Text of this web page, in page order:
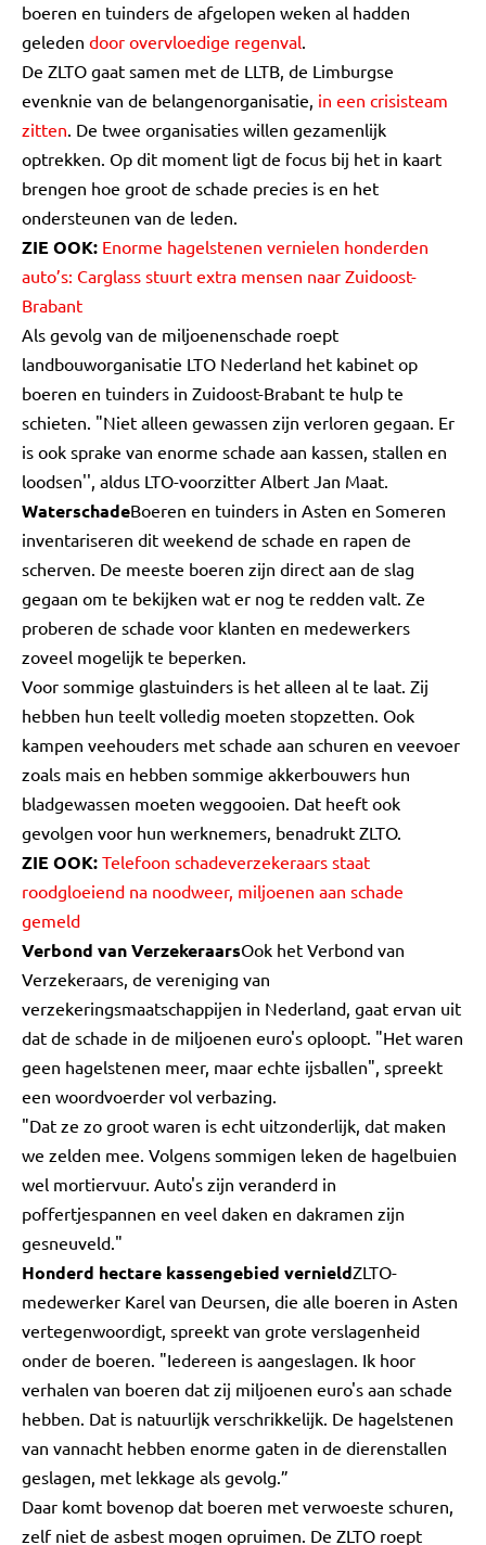
boeren en tuinders de afgelopen weken al hadden
geleden door overvloedige regenval.
De ZLTO gaat samen met de LLTB, de Limburgse
evenknie van de belangenorganisatie, in een crisisteam
zitten. De twee organisaties willen gezamenlijk
optrekken. Op dit moment ligt de focus bij het in kaart
brengen hoe groot de schade precies is en het
ondersteunen van de leden.
ZIE OOK: Enorme hagelstenen vernielen honderden
auto’s: Carglass stuurt extra mensen naar Zuidoost-
Brabant
Als gevolg van de miljoenenschade roept
landbouworganisatie LTO Nederland het kabinet op
boeren en tuinders in Zuidoost-Brabant te hulp te
schieten. "Niet alleen gewassen zijn verloren gegaan. Er
is ook sprake van enorme schade aan kassen, stallen en
loodsen'', aldus LTO-voorzitter Albert Jan Maat.
WaterschadeBoeren en tuinders in Asten en Someren
inventariseren dit weekend de schade en rapen de
scherven. De meeste boeren zijn direct aan de slag
gegaan om te bekijken wat er nog te redden valt. Ze
proberen de schade voor klanten en medewerkers
zoveel mogelijk te beperken.
Voor sommige glastuinders is het alleen al te laat. Zij
hebben hun teelt volledig moeten stopzetten. Ook
kampen veehouders met schade aan schuren en veevoer
zoals mais en hebben sommige akkerbouwers hun
bladgewassen moeten weggooien. Dat heeft ook
gevolgen voor hun werknemers, benadrukt ZLTO.
ZIE OOK: Telefoon schadeverzekeraars staat
roodgloeiend na noodweer, miljoenen aan schade
gemeld
Verbond van VerzekeraarsOok het Verbond van
Verzekeraars, de vereniging van
verzekeringsmaatschappijen in Nederland, gaat ervan uit
dat de schade in de miljoenen euro's oploopt. "Het waren
geen hagelstenen meer, maar echte ijsballen", spreekt
een woordvoerder vol verbazing.
"Dat ze zo groot waren is echt uitzonderlijk, dat maken
we zelden mee. Volgens sommigen leken de hagelbuien
wel mortiervuur. Auto's zijn veranderd in
poffertjespannen en veel daken en dakramen zijn
gesneuveld."
Honderd hectare kassengebied vernieldZLTO-
medewerker Karel van Deursen, die alle boeren in Asten
vertegenwoordigt, spreekt van grote verslagenheid
onder de boeren. "Iedereen is aangeslagen. Ik hoor
verhalen van boeren dat zij miljoenen euro's aan schade
hebben. Dat is natuurlijk verschrikkelijk. De hagelstenen
van vannacht hebben enorme gaten in de dierenstallen
geslagen, met lekkage als gevolg.”
Daar komt bovenop dat boeren met verwoeste schuren,
zelf niet de asbest mogen opruimen. De ZLTO roept